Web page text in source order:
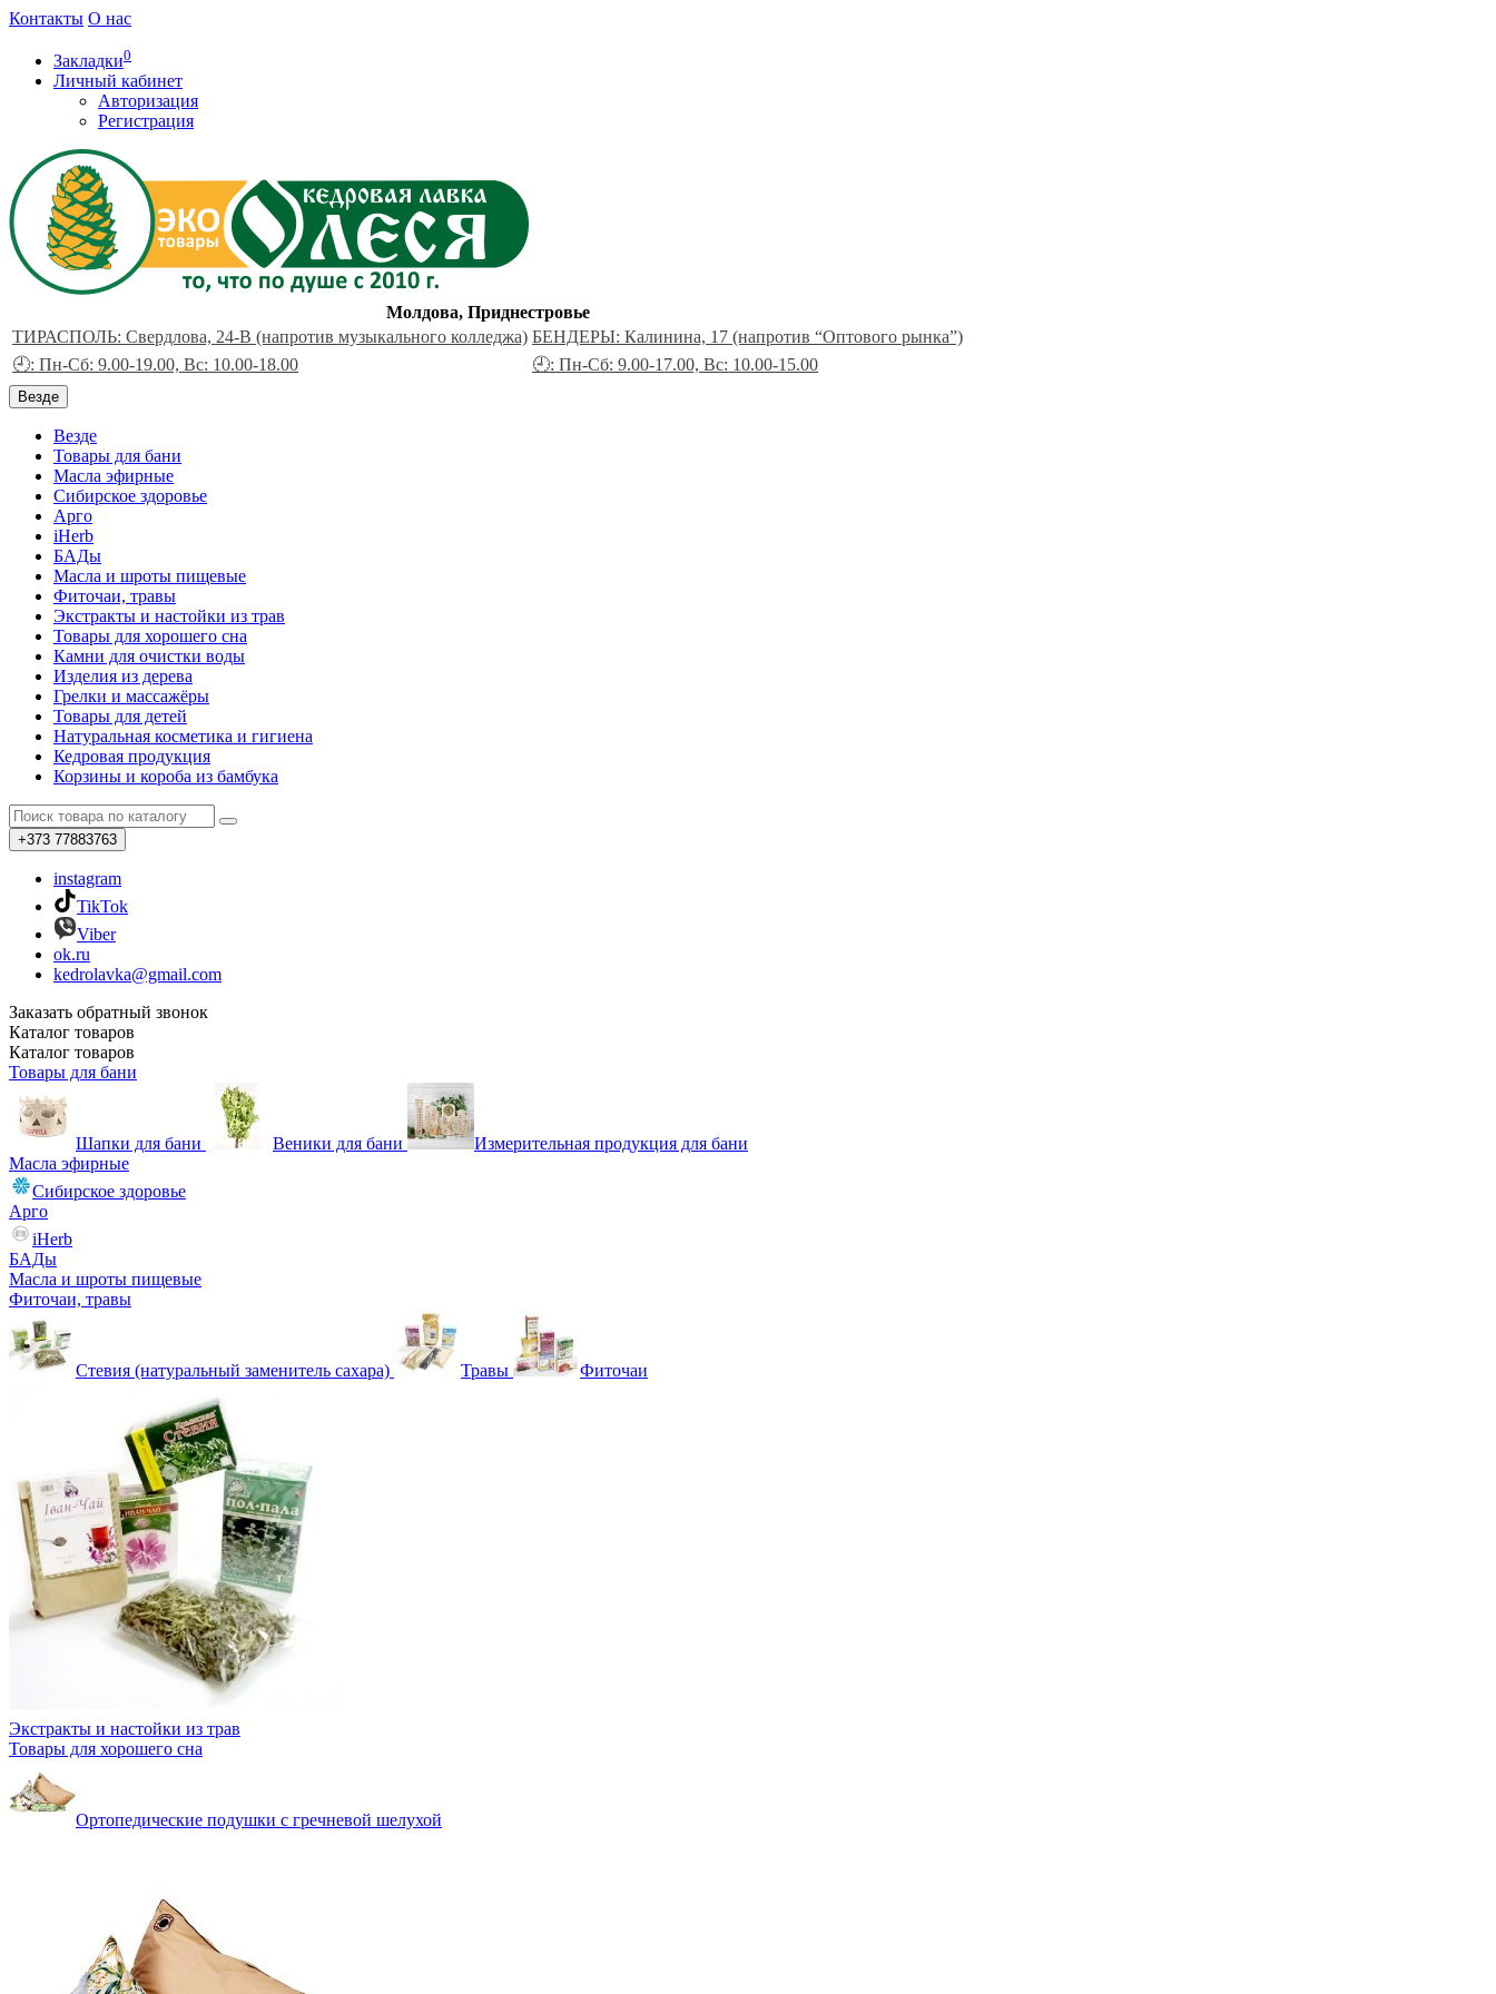
Контакты О нас
Закладки0
Личный кабинет
Авторизация
Регистрация
Молдова, Приднестровье
ТИРАСПОЛЬ: Свердлова, 24-В (напротив музыкального колледжа) БЕНДЕРЫ: Калинина, 17 (напротив “Оптового рынка”)
🕘: Пн-Сб: 9.00-19.00, Вс: 10.00-18.00
🕘: Пн-Сб: 9.00-17.00, Вс: 10.00-15.00
Везде
Везде
Товары для бани
Масла эфирные
Сибирское здоровье
Арго
iHerb
БАДы
Масла и шроты пищевые
Фиточаи, травы
Экстракты и настойки из трав
Товары для хорошего сна
Камни для очистки воды
Изделия из дерева
Грелки и массажёры
Товары для детей
Натуральная косметика и гигиена
Кедровая продукция
Корзины и короба из бамбука
+373 77883763
instagram
TikTok
Viber
ok.ru
kedrolavka@gmail.com
Заказать обратный звонок
Каталог товаров
Каталог товаров
Товары для бани
Шапки для бани Веники для бани
Измерительная продукция для бани
Масла эфирные
Сибирское здоровье
Арго
iHerb
БАДы
Масла и шроты пищевые
Фиточаи, травы
Стевия (натуральный заменитель сахара) Травы Фиточаи
Экстракты и настойки из трав
Товары для хорошего сна
Ортопедические подушки с гречневой шелухой